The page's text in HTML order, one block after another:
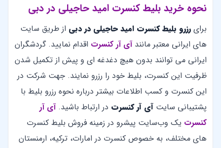
نحوه خرید بلیط کنسرت امید حاجیلی در دبی
برای رزرو بلیط کنسرت امید حاجیلی در دبی از طریق سایت
های ایرانی معتبر مانندآی آر کنسرت اقدام نمایید. گردشگران
ایرانی می توانند بدون هیچ دغدغه ای و پیش از تکمیل شدن
ظرفیت این کنسرت، بلیط خود را رزرو نمایند. جهت شرکت در
این کنسرت و کسب اطلاعات بیشتر درباره نحوه رزرو بلیط با
پشتیبانی سایت آی آر کنسرت در ارتباط باشید.آی آر
کنسرت یک وب‌سایت پیشرو در زمینه فروش بلیط کنسرت
های مختلف، به خصوص کنسرت در امارات، ترکیه، ارمنستان